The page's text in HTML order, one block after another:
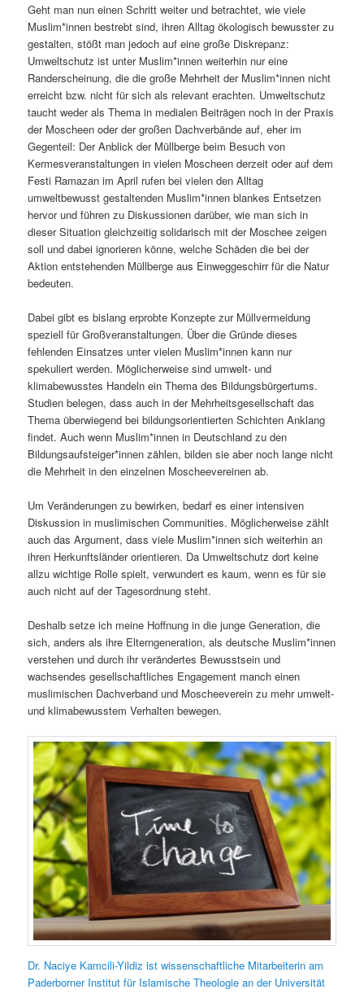
Geht man nun einen Schritt weiter und betrachtet, wie viele
Muslim*innen bestrebt sind, ihren Alltag ökologisch bewusster zu
gestalten, stößt man jedoch auf eine große Diskrepanz:
Umweltschutz ist unter Muslim*innen weiterhin nur eine
Randerscheinung, die die große Mehrheit der Muslim*innen nicht
erreicht bzw. nicht für sich als relevant erachten. Umweltschutz
taucht weder als Thema in medialen Beiträgen noch in der Praxis
der Moscheen oder der großen Dachverbände auf, eher im
Gegenteil: Der Anblick der Müllberge beim Besuch von
Kermesveranstaltungen in vielen Moscheen derzeit oder auf dem
Festi Ramazan im April rufen bei vielen den Alltag
umweltbewusst gestaltenden Muslim*innen blankes Entsetzen
hervor und führen zu Diskussionen darüber, wie man sich in
dieser Situation gleichzeitig solidarisch mit der Moschee zeigen
soll und dabei ignorieren könne, welche Schäden die bei der
Aktion entstehenden Müllberge aus Einweggeschirr für die Natur
bedeuten.
Dabei gibt es bislang erprobte Konzepte zur Müllvermeidung
speziell für Großveranstaltungen. Über die Gründe dieses
fehlenden Einsatzes unter vielen Muslim*innen kann nur
spekuliert werden. Möglicherweise sind umwelt- und
klimabewusstes Handeln ein Thema des Bildungsbürgertums.
Studien belegen, dass auch in der Mehrheitsgesellschaft das
Thema überwiegend bei bildungsorientierten Schichten Anklang
findet. Auch wenn Muslim*innen in Deutschland zu den
Bildungsaufsteiger*innen zählen, bilden sie aber noch lange nicht
die Mehrheit in den einzelnen Moscheevereinen ab.
Um Veränderungen zu bewirken, bedarf es einer intensiven
Diskussion in muslimischen Communities. Möglicherweise zählt
auch das Argument, dass viele Muslim*innen sich weiterhin an
ihren Herkunftsländer orientieren. Da Umweltschutz dort keine
allzu wichtige Rolle spielt, verwundert es kaum, wenn es für sie
auch nicht auf der Tagesordnung steht.
Deshalb setze ich meine Hoffnung in die junge Generation, die
sich, anders als ihre Elterngeneration, als deutsche Muslim*innen
verstehen und durch ihr verändertes Bewusstsein und
wachsendes gesellschaftliches Engagement manch einen
muslimischen Dachverband und Moscheeverein zu mehr umwelt-
und klimabewusstem Verhalten bewegen.
Dr. Naciye Kamcili-Yildiz ist wissenschaftliche Mitarbeiterin am
Paderborner Institut für Islamische Theologie an der Universität